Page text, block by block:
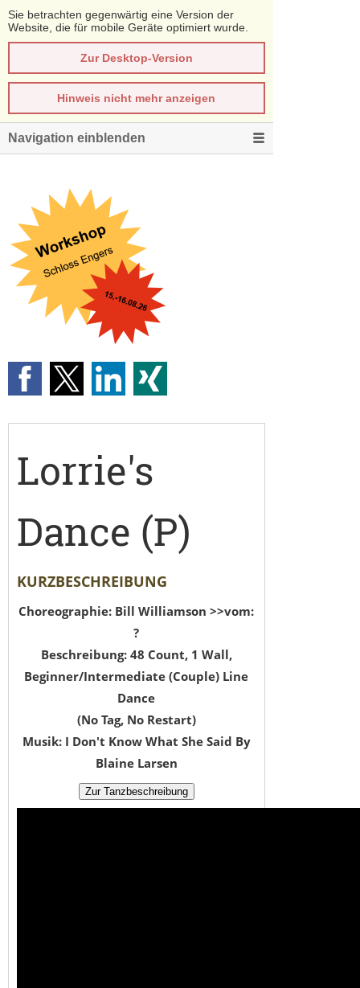
Sie betrachten gegenwärtig eine Version der
Website, die für mobile Geräte optimiert wurde.
Zur Desktop-Version
Hinweis nicht mehr anzeigen
Navigation einblenden
Lorrie's
Dance (P)
KURZBESCHREIBUNG
Choreographie: Bill Williamson >>vom:
?
Beschreibung: 48 Count, 1 Wall,
Beginner/Intermediate (Couple) Line
Dance
(No Tag, No Restart)
Musik: I Don't Know What She Said By
Blaine Larsen